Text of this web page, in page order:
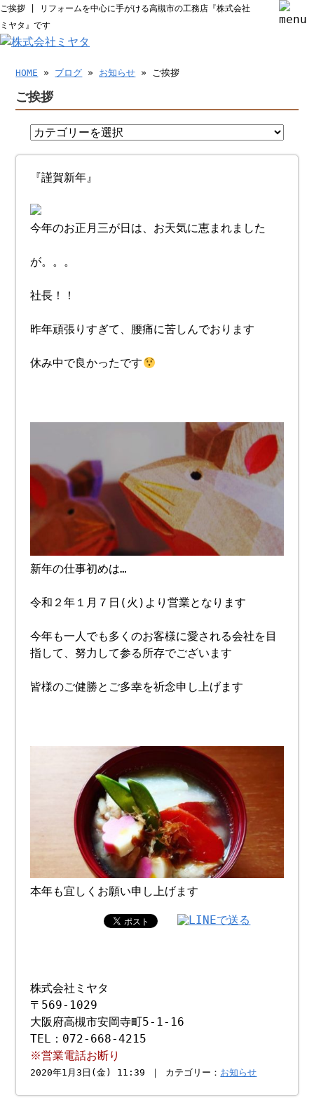
ご挨拶 | リフォームを中心に手がける高槻市の工務店『株式会社
ミヤタ』です
HOME » ブログ » お知らせ » ご挨拶
ご挨拶
『謹賀新年』
今年のお正月三が日は、お天気に恵まれました
が。。。
社長！！
昨年頑張りすぎて、腰痛に苦しんでおります
休み中で良かったです
新年の仕事初めは…
令和２年１月７日(火)より営業となります
今年も一人でも多くのお客様に愛される会社を目
指して、努力して参る所存でございます
皆様のご健勝とご多幸を祈念申し上げます
本年も宜しくお願い申し上げます
株式会社ミヤタ
〒569-1029
大阪府高槻市安岡寺町5-1-16
TEL：072-668-4215
※営業電話お断り
2020年1月3日(金) 11:39 ｜ カテゴリー： お知らせ